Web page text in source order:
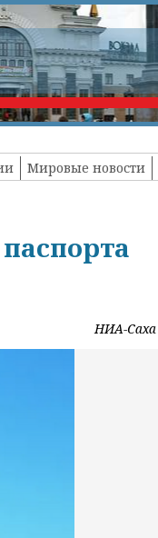
Мировые новости
НИА-Саха